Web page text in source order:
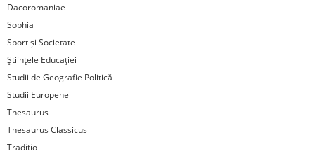
Dacoromaniae
Sophia
Sport și Societate
Ştiinţele Educaţiei
Studii de Geografie Politică
Studii Europene
Thesaurus
Thesaurus Classicus
Traditio